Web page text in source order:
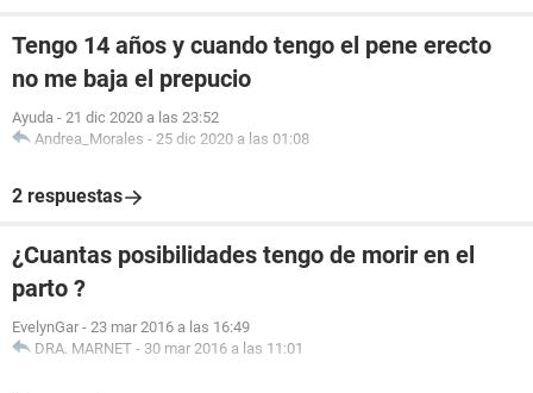
Tengo 14 años y cuando tengo el pene erecto
no me baja el prepucio
Ayuda - 21 dic 2020 a las 23:52
Andrea_Morales - 25 dic 2020 a las 01:08
2 respuestas
¿Cuantas posibilidades tengo de morir en el
parto ?
EvelynGar - 23 mar 2016 a las 16:49
DRA. MARNET - 30 mar 2016 a las 11:01